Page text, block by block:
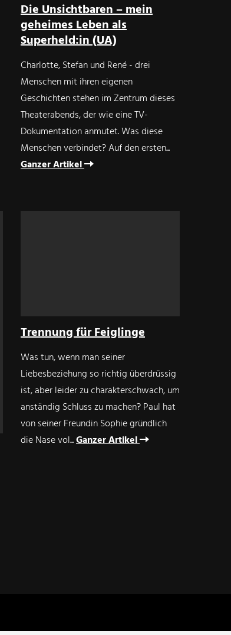
Die Unsichtbaren – mein
geheimes Leben als
Superheld:in (UA)
Charlotte, Stefan und René - drei
Menschen mit ihren eigenen
Geschichten stehen im Zentrum dieses
Theaterabends, der wie eine TV-
Dokumentation anmutet. Was diese
Menschen verbindet? Auf den ersten...
Ganzer Artikel
Trennung für Feiglinge
Was tun, wenn man seiner
Liebesbeziehung so richtig überdrüssig
ist, aber leider zu charakterschwach, um
anständig Schluss zu machen? Paul hat
von seiner Freundin Sophie gründlich
die Nase vol...Ganzer Artikel